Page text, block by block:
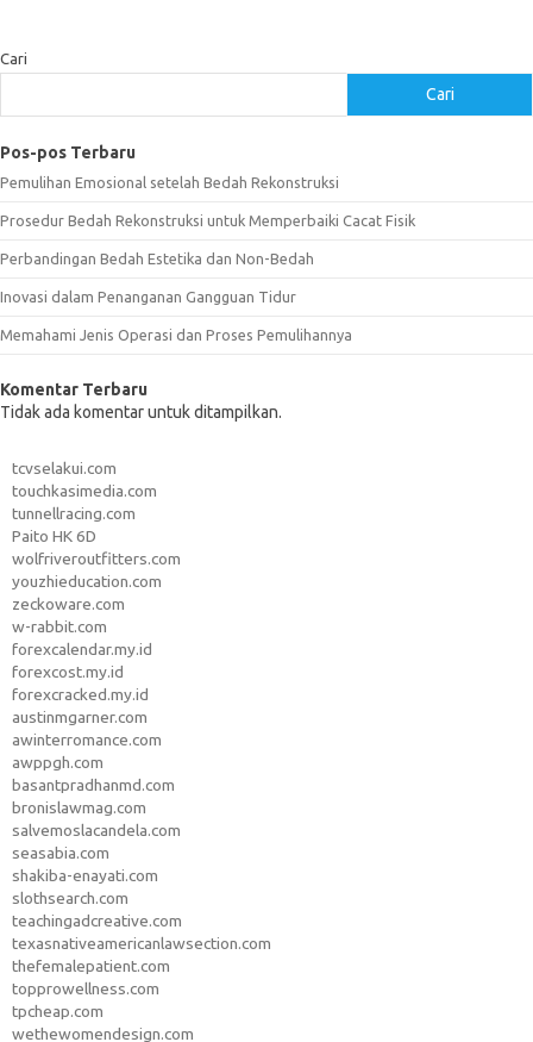
Cari
Cari
Pos-pos Terbaru
Pemulihan Emosional setelah Bedah Rekonstruksi
Prosedur Bedah Rekonstruksi untuk Memperbaiki Cacat Fisik
Perbandingan Bedah Estetika dan Non-Bedah
Inovasi dalam Penanganan Gangguan Tidur
Memahami Jenis Operasi dan Proses Pemulihannya
Komentar Terbaru
Tidak ada komentar untuk ditampilkan.
tcvselakui.com
touchkasimedia.com
tunnellracing.com
Paito HK 6D
wolfriveroutfitters.com
youzhieducation.com
zeckoware.com
w-rabbit.com
forexcalendar.my.id
forexcost.my.id
forexcracked.my.id
austinmgarner.com
awinterromance.com
awppgh.com
basantpradhanmd.com
bronislawmag.com
salvemoslacandela.com
seasabia.com
shakiba-enayati.com
slothsearch.com
teachingadcreative.com
texasnativeamericanlawsection.com
thefemalepatient.com
topprowellness.com
tpcheap.com
wethewomendesign.com